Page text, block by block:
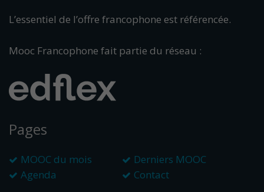
L’essentiel de l’offre francophone est référencée.
Mooc Francophone fait partie du réseau :
Pages
MOOC du mois
Derniers MOOC
Agenda
Contact